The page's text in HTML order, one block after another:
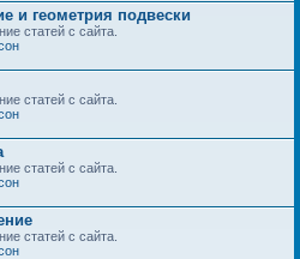
и геометрия подвески
статей с сайта.
статей с сайта.
статей с сайта.
статей с сайта.